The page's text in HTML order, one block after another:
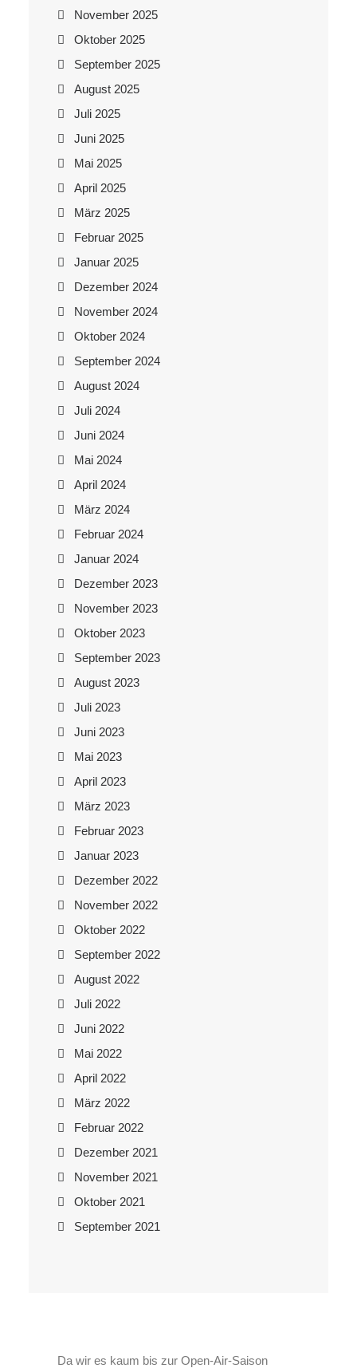
November 2025
Oktober 2025
September 2025
August 2025
Juli 2025
Juni 2025
Mai 2025
April 2025
März 2025
Februar 2025
Januar 2025
Dezember 2024
November 2024
Oktober 2024
September 2024
August 2024
Juli 2024
Juni 2024
Mai 2024
April 2024
März 2024
Februar 2024
Januar 2024
Dezember 2023
November 2023
Oktober 2023
September 2023
August 2023
Juli 2023
Juni 2023
Mai 2023
April 2023
März 2023
Februar 2023
Januar 2023
Dezember 2022
November 2022
Oktober 2022
September 2022
August 2022
Juli 2022
Juni 2022
Mai 2022
April 2022
März 2022
Februar 2022
Dezember 2021
November 2021
Oktober 2021
September 2021
Da wir es kaum bis zur Open-Air-Saison